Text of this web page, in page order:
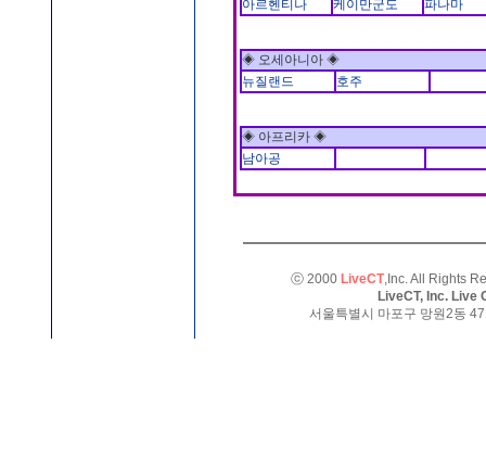
아르헨티나
케이만군도 파나마
◈ 오세아니아 ◈
뉴질랜드
호주
◈ 아프리카 ◈
남아공
ⓒ 2000 LiveCT,Inc. All Rights
LiveCT, Inc. Live
서울특별시 마포구 망원2동